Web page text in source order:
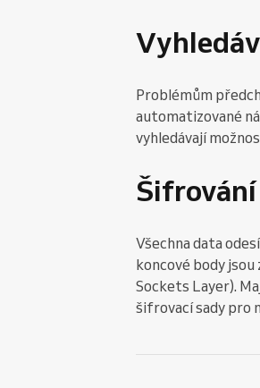
Problémům
automatizované
vyhledávají
Šifrování
Všechna data
koncové body
Sockets Layer).
šifrovací sady pro